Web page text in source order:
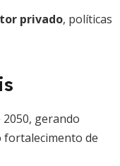
privado, políticas
gerando
fortalecimento de